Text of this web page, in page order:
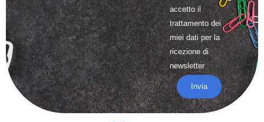
accetto il
trattamentodei
miei dati per la
ricezione di
newsletter
Invia